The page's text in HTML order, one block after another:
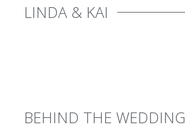
LINDA & KAI
BEHIND THE WEDDING